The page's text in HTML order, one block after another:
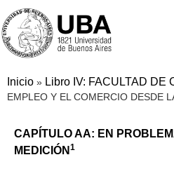
Inicio » Libro IV: FACULTAD DE
EMPLEO Y EL COMERCIO DESDE
CAPÍTULO AA: EN
MEDICIÓN 1